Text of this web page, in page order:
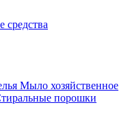
средства
Мыло хозяйственное
порошки